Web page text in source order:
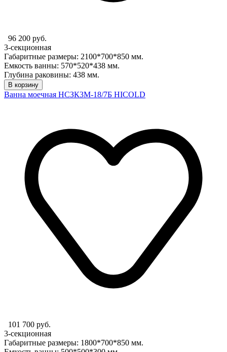
96 200 руб.
3-секционная
Габаритные размеры: 2100*700*850 мм.
Емкость ванны: 570*520*438 мм.
Глубина раковины: 438 мм.
В корзину
Ванна моечная НСЗК3М-18/7Б HICOLD
101 700 руб.
3-секционная
Габаритные размеры: 1800*700*850 мм.